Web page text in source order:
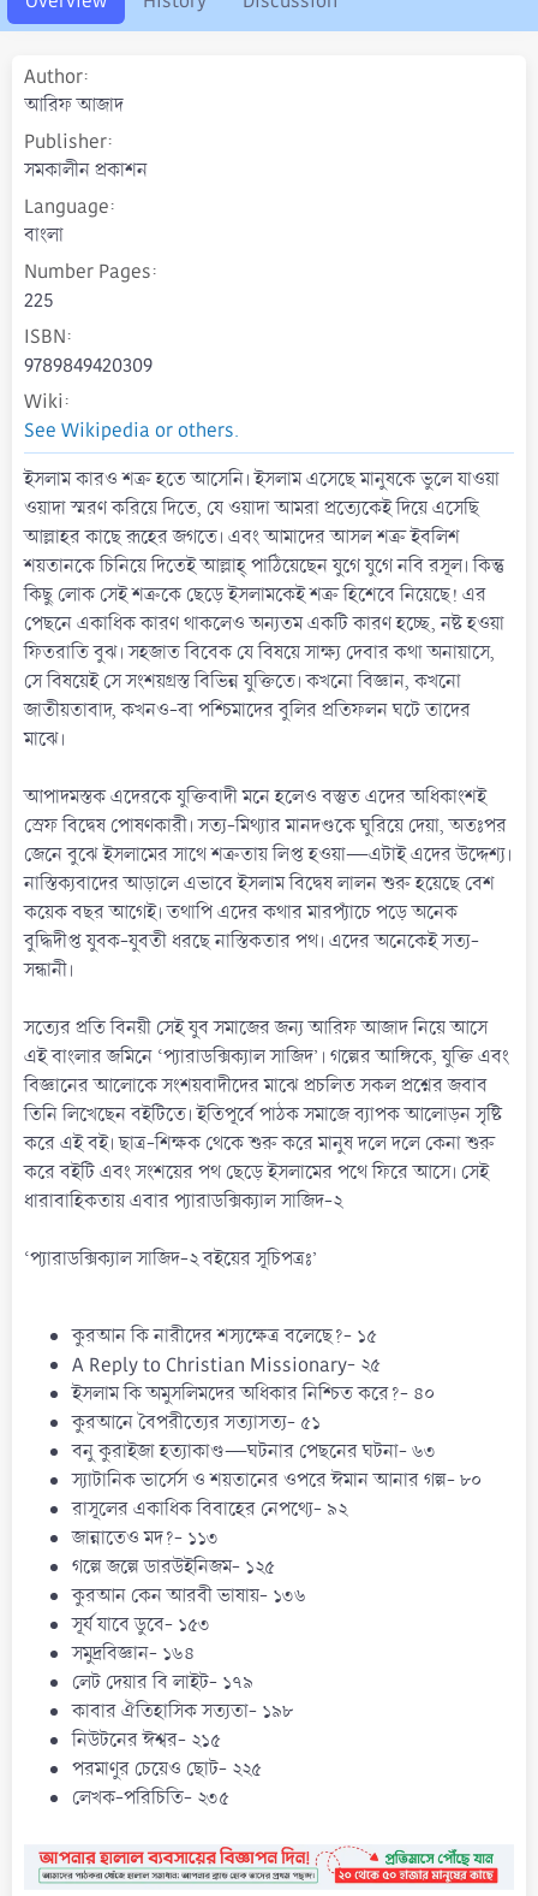
o
n
Author
আরিফ আজাদ
Publisher
সমকালীন প্রকাশন
Language
বাংলা
Number Pages
225
ISBN
9789849420309
Wiki
See Wikipedia or others.
ইসলাম কারও শত্রু হতে আসেনি। ইসলাম এসেছে মানুষকে ভুলে যাওয়া
ওয়াদা স্মরণ করিয়ে দিতে, যে ওয়াদা আমরা প্রত্যেকেই দিয়ে এসেছি
আল্লাহর কাছে রূহের জগতে। এবং আমাদের আসল শত্রু ইবলিশ
শয়তানকে চিনিয়ে দিতেই আল্লাহ্‌ পাঠিয়েছেন যুগে যুগে নবি রসূল। কিন্তু
কিছু লোক সেই শত্রুকে ছেড়ে ইসলামকেই শত্রু হিশেবে নিয়েছে! এর
পেছনে একাধিক কারণ থাকলেও অন্যতম একটি কারণ হচ্ছে, নষ্ট হওয়া
ফিতরাতি বুঝ। সহজাত বিবেক যে বিষয়ে সাক্ষ্য দেবার কথা অনায়াসে,
সে বিষয়েই সে সংশয়গ্রস্ত বিভিন্ন যুক্তিতে। কখনো বিজ্ঞান, কখনো
জাতীয়তাবাদ, কখনও-বা পশ্চিমাদের বুলির প্রতিফলন ঘটে তাদের
মাঝে।
আপাদমস্তক এদেরকে যুক্তিবাদী মনে হলেও বস্তুত এদের অধিকাংশই
স্রেফ বিদ্বেষ পোষণকারী। সত্য-মিথ্যার মানদণ্ডকে ঘুরিয়ে দেয়া, অতঃপর
জেনে বুঝে ইসলামের সাথে শত্রুতায় লিপ্ত হওয়া—এটাই এদের উদ্দেশ্য।
নাস্তিক্যবাদের আড়ালে এভাবে ইসলাম বিদ্বেষ লালন শুরু হয়েছে বেশ
কয়েক বছর আগেই। তথাপি এদের কথার মারপ্যাঁচে পড়ে অনেক
বুদ্ধিদীপ্ত যুবক-যুবতী ধরছে নাস্তিকতার পথ। এদের অনেকেই সত্য-
সন্ধানী।
সত্যের প্রতি বিনয়ী সেই যুব সমাজের জন্য আরিফ আজাদ নিয়ে আসে
এই বাংলার জমিনে ‘প্যারাডক্সিক্যাল সাজিদ’। গল্পের আঙ্গিকে, যুক্তি এবং
বিজ্ঞানের আলোকে সংশয়বাদীদের মাঝে প্রচলিত সকল প্রশ্নের জবাব
তিনি লিখেছেন বইটিতে। ইতিপূর্বে পাঠক সমাজে ব্যাপক আলোড়ন সৃষ্টি
করে এই বই। ছাত্র-শিক্ষক থেকে শুরু করে মানুষ দলে দলে কেনা শুরু
করে বইটি এবং সংশয়ের পথ ছেড়ে ইসলামের পথে ফিরে আসে। সেই
ধারাবাহিকতায় এবার প্যারাডক্সিক্যাল সাজিদ-২
‘প্যারাডক্সিক্যাল সাজিদ-২ বইয়ের সূচিপত্রঃ’
কুরআন কি নারীদের শস্যক্ষেত্র বলেছে?- ১৫
A Reply to Christian Missionary- ২৫
ইসলাম কি অমুসলিমদের অধিকার নিশ্চিত করে?- ৪০
কুরআনে বৈপরীত্যের সত্যাসত্য- ৫১
বনু কুরাইজা হত্যাকাণ্ড—ঘটনার পেছনের ঘটনা- ৬৩
স্যাটানিক ভার্সেস ও শয়তানের ওপরে ঈমান আনার গল্প- ৮০
রাসূলের একাধিক বিবাহের নেপথ্যে- ৯২
জান্নাতেও মদ?- ১১৩
গল্পে জল্পে ডারউইনিজম- ১২৫
কুরআন কেন আরবী ভাষায়- ১৩৬
সূর্য যাবে ডুবে- ১৫৩
সমুদ্রবিজ্ঞান- ১৬৪
লেট দেয়ার বি লাইট- ১৭৯
কাবার ঐতিহাসিক সত্যতা- ১৯৮
নিউটনের ঈশ্বর- ২১৫
পরমাণুর চেয়েও ছোট- ২২৫
লেখক-পরিচিতি- ২৩৫